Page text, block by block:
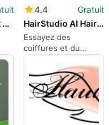
Zivora - Salon at Home
4.4
Gratuit
HairStudio AI Hairstyle Try On
Essayez des
coiffures et du
maquillage sur votre
selfie avec
HairStudio AI